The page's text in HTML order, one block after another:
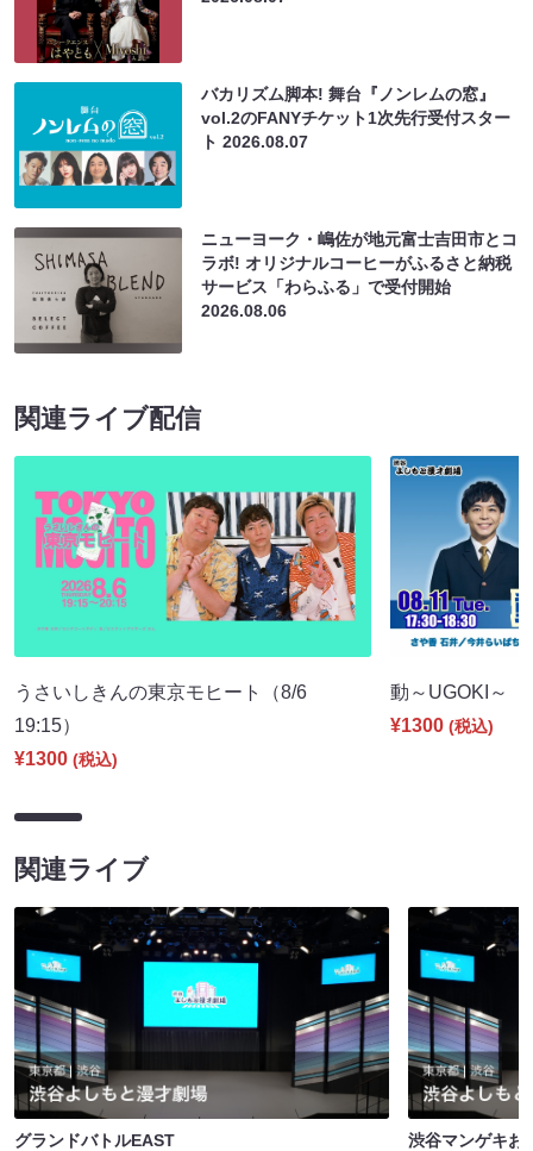
バカリズム脚本! 舞台『ノンレムの窓』
vol.2のFANYチケット1次先行受付スター
ト2026.08.07
ニューヨーク・嶋佐が地元富士吉田市とコ
ラボ! オリジナルコーヒーがふるさと納税
サービス「わらふる」で受付開始
2026.08.06
関連ライブ配信
うさいしきんの東京モヒート（8/6
19:15）
¥1300 (税込)
動～UGOKI～
¥1300 (税込)
関連ライブ
グランドバトルEAST
渋谷マンゲキ